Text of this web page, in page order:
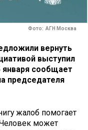
Фото: АГН Москва
вернуть
выступил
сообщает
председателя
жалоб помогает
может